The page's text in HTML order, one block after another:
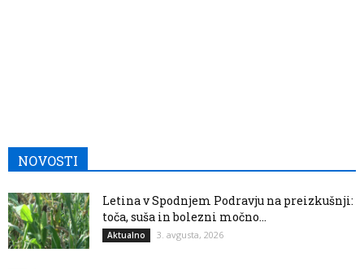
NOVOSTI
Letina v Spodnjem Podravju na preizkušnji:
toča, suša in bolezni močno...
Aktualno 3. avgusta, 2026